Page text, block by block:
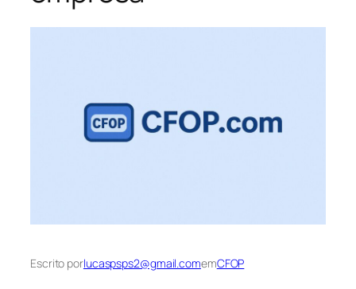
Escrito porlucaspsps2@gmail.comemCFOP